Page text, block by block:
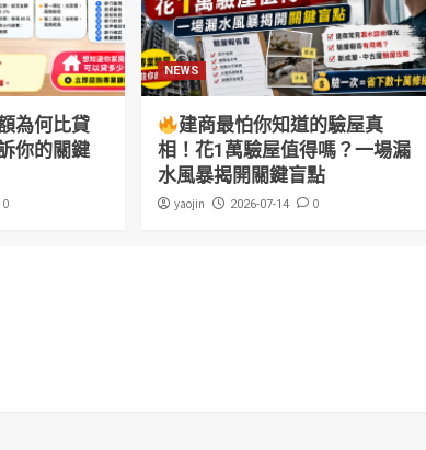
為何比貸
你的關鍵
0
NEWS
建商最怕你知道的驗屋真
相！花1萬驗屋值得嗎？一場漏
水風暴揭開關鍵盲點
yaojin 2026-07-14 0